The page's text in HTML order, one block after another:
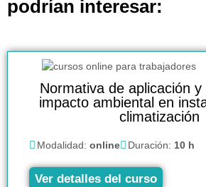
podrían interesar:
Normativa de aplicación
impacto ambiental en
climatización
Modalidad: online Duración: 10 h
Ver detalles del curso